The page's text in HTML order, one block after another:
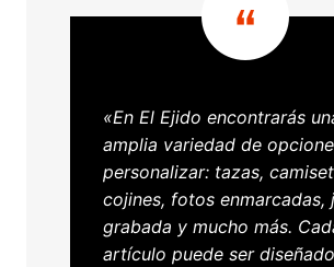
«En El Ejido encontrarás
amplia variedad de
personalizar: tazas,
cojines, fotos enmarcadas,
grabada y mucho más.
artículo puede ser